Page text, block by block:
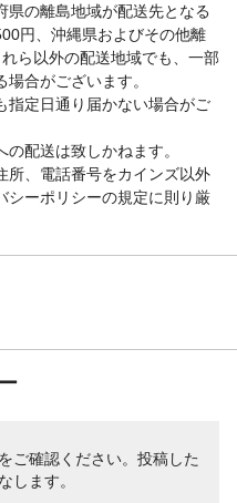
県の離島地域が配送先となる
円、沖縄県およびその他離
ら以外の配送地域でも、一部
合がございます。
指定日通り届かない場合がご
配送は致しかねます。
所、電話番号をカインズ以外
シーポリシーの規定に則り厳
をご確認ください。投稿した
します。